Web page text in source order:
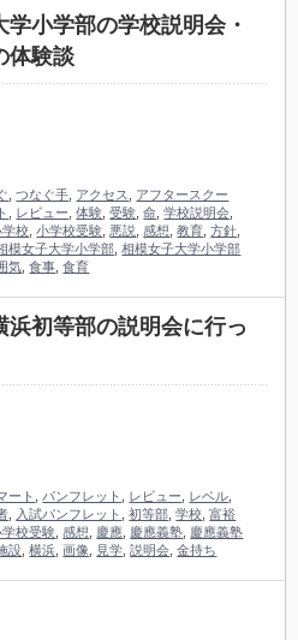
学小学部の学校説明会・
体験談
,つなぐ手 アクセス
アフタースクー
レビュー ,体験 ,受験 ,命 ,学校説明会
学校 ,小学校受験 悪説 ,感想 ,教育 ,方針
模女子大学小学部 ,相模女子大学小学部
気 ,食事 ,食育
浜初等部の説明会に行っ
ート パンフレット レビュー レベル
入試パンフレット ,初等部 ,学校 ,富裕
学校受験 ,感想 慶應 慶應義塾 慶應義塾
設 ,横浜 ,画像 見学 ,説明会 ,金持ち